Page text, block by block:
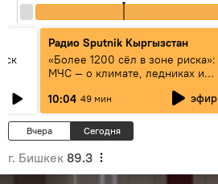
Радио Sputnik Кыргызстан
«Более 1200 сёл в зоне риска»:
МЧС — о климате, ледниках и
населения
10:04 49 мин эфир
Вчера Сегодня
г. Бишкек 89.3